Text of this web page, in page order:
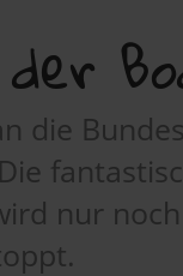
die
nur